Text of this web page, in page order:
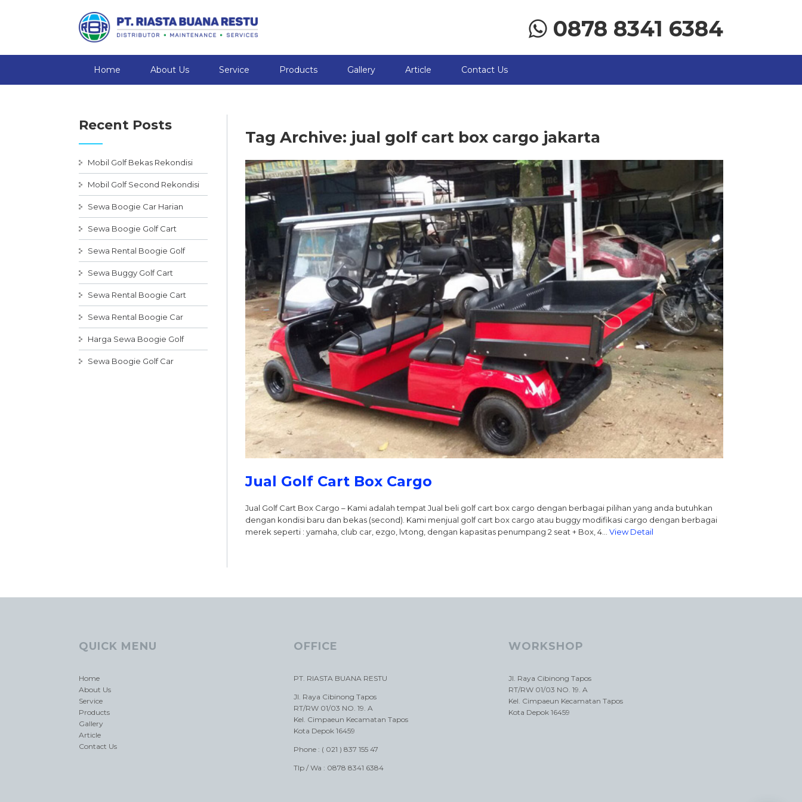
0878 8341 6384
Home About Us Service Products Gallery Article Contact Us
Tag Archive: jual golf cart box cargo jakarta
Jual Golf Cart Box Cargo
Jual Golf Cart Box Cargo – Kami adalah tempat Jual beli golf cart box cargo dengan berbagai pilihan yang anda butuhkan
dengan kondisi baru dan bekas (second). Kami menjual golf cart box cargo atau buggy modifikasi cargo dengan berbagai
merek seperti : yamaha, club car, ezgo, lvtong, dengan kapasitas penumpang 2 seat + Box, 4…View Detail
Recent Posts
Mobil Golf Bekas Rekondisi
Mobil Golf Second Rekondisi
Sewa Boogie Car Harian
Sewa Boogie Golf Cart
Sewa Rental Boogie Golf
Sewa Buggy Golf Cart
Sewa Rental Boogie Cart
Sewa Rental Boogie Car
Harga Sewa Boogie Golf
Sewa Boogie Golf Car
QUICK MENU
Home
About Us
Service
Products
Gallery
Article
Contact Us
OFFICE
PT. RIASTA BUANA RESTU
Jl. Raya Cibinong Tapos
RT/RW 01/03 NO. 19. A
Kel. Cimpaeun Kecamatan Tapos
Kota Depok 16459
Phone : ( 021 ) 837 155 47
Tlp / Wa : 0878 8341 6384
WORKSHOP
Jl. Raya Cibinong Tapos
RT/RW 01/03 NO. 19. A
Kel. Cimpaeun Kecamatan Tapos
Kota Depok 16459